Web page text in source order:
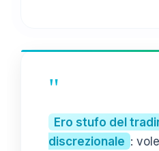
Codice EasyLanguage
AvgTrueRange(14);
and MarketPosition
=
"
Ero stufo del
discrezionale :